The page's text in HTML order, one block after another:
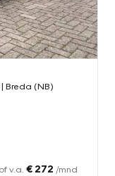
| Breda (NB)
of v.a. € 272 /mnd